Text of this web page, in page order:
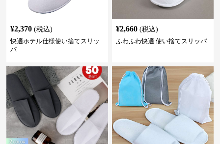
¥2,370 (税込)
快適ホテル仕様使い捨てスリッ
パ
¥2,660 (税込)
ふわふわ快適 使い捨てスリッパ